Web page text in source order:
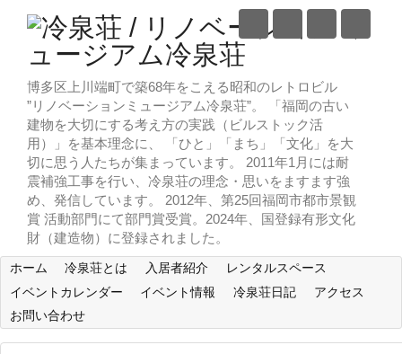
博多区上川端町で築68年をこえる昭和のレトロビル
”リノベーションミュージアム冷泉荘”。 「福岡の古い
建物を大切にする考え方の実践（ビルストック活
用）」を基本理念に、 「ひと」「まち」「文化」を大
切に思う人たちが集まっています。 2011年1月には耐
震補強工事を行い、冷泉荘の理念・思いをますます強
め、発信しています。 2012年、第25回福岡市都市景観
賞 活動部門にて部門賞受賞。2024年、国登録有形文化
財（建造物）に登録されました。
ホーム 冷泉荘とは 入居者紹介
レンタルスペース
イベントカレンダー
イベント情報 冷泉荘日記
アクセス
お問い合わせ